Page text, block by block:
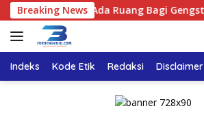
Langsung
ke
konten
Breaking News
: Tidak Ada Ruang Bagi Gengster
Indeks Kode Etik Redaksi Disclaimer